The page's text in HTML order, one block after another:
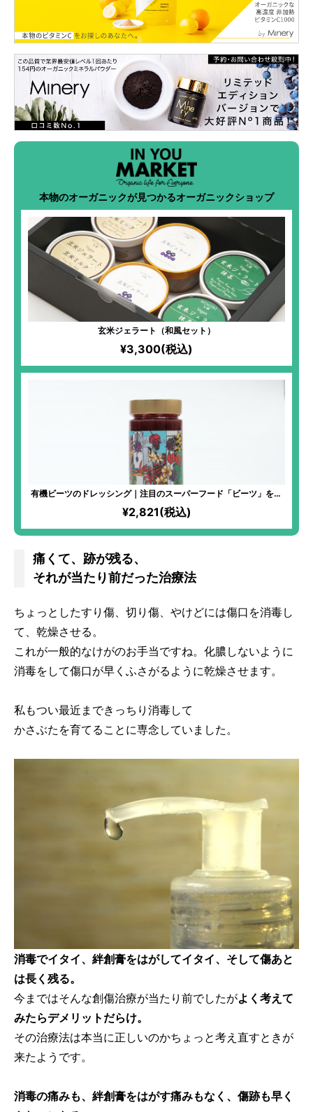
本物のオーガニックが見つかるオーガニックショップ
玄米ジェラート（和風セット）
¥3,300(税込)
有機ビーツのドレッシング｜注目のスーパーフード「ビーツ」を使
った、新感覚の“食べる”ドレッシング！お野菜やお魚などとも相性
抜群！
¥2,821(税込)
痛くて、跡が残る、
それが当たり前だった治療法
ちょっとしたすり傷、切り傷、やけどには傷口を消毒し
て、乾燥させる。
これが一般的なけがのお手当ですね。化膿しないように
消毒をして傷口が早くふさがるように乾燥させます。
私もつい最近まできっちり消毒して
かさぶたを育てることに専念していました。
消毒でイタイ、絆創膏をはがしてイタイ、そして傷あと
は長く残る。
今まではそんな創傷治療が当たり前でしたがよく考えて
みたらデメリットだらけ。
その治療法は本当に正しいのかちょっと考え直すときが
来たようです。
消毒の痛みも、絆創膏をはがす痛みもなく、傷跡も早く